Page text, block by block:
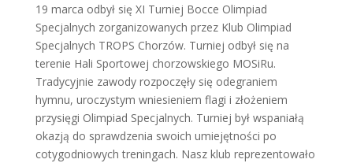
19 marca odbył się XI Turniej Bocce Olimpiad
Specjalnych zorganizowanych przez Klub Olimpiad
Specjalnych TROPS Chorzów. Turniej odbył się na
terenie Hali Sportowej chorzowskiego MOSiRu.
Tradycyjnie zawody rozpoczęły się odegraniem
hymnu, uroczystym wniesieniem flagi i złożeniem
przysięgi Olimpiad Specjalnych. Turniej był wspaniałą
okazją do sprawdzenia swoich umiejętności po
cotygodniowych treningach. Nasz klub reprezentowało